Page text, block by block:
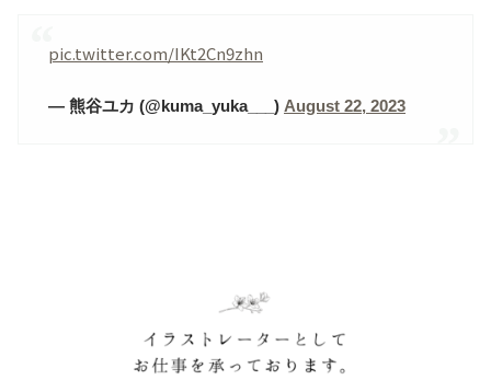
pic.twitter.com/IKt2Cn9zhn
— 熊谷ユカ (@kuma_yuka___) August 22, 2023